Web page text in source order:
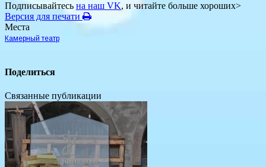
Подписывайтесь на наш VK, и читайте больше хороших>
Версия для печати
Места
Камерный театр
Поделиться
Связанные публикации